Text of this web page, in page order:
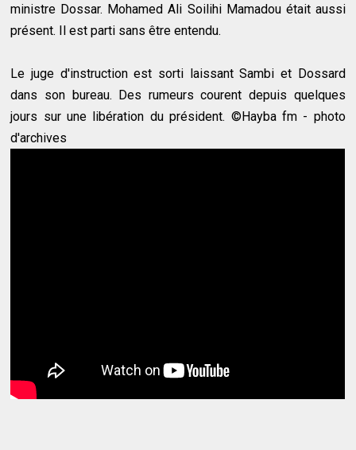
ministre Dossar. Mohamed Ali Soilihi Mamadou était aussi
présent. Il est parti sans être entendu.
Le juge d'instruction est sorti laissant Sambi et Dossard
dans son bureau. Des rumeurs courent depuis quelques
jours sur une libération du président. ©Hayba fm - photo
d'archives